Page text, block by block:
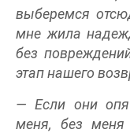
выберемся
мне жила
без
этап нашего
— Если они
меня, без меня